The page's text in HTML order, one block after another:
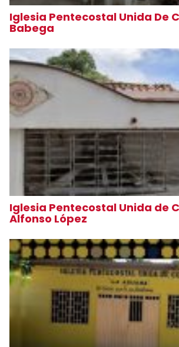
Iglesia Pentecostal Unida De
Babega
Iglesia Pentecostal Unida de
Alfonso López